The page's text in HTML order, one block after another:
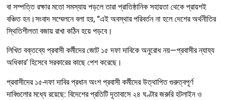
বা সম্পত্তি রক্ষার মতো সমস্যায় পড়লে তারা প্রাতিষ্ঠানিক সহায়তা থেকে প্রায়শই
বঞ্চিত হন।সংবাদ সম্মেলনে বলা হয়, “এই অবস্থার পরিবর্তন না হলে দেশের অর্থনীতির
স্থিতিশীলতা বজায় রাখা কঠিন হয়ে পড়বে।
লিখিত বক্তব্যে প্রবাসী কর্মীদের জোট ১৫ দফা দাবিকে অনুরোধ নয়—প্রবাসীর ন্যায্য
অধিকার’ হিসেবে সরকারের কাছে পেশ করেছে।
প্রবাসীদের ১৫-দফা দাবির প্রধান অংশ প্রবাসী কর্মীদের উত্থাপিত গুরুত্বপূর্ণ
দাবিগুলোর মধ্যে রয়েছে: বিদেশের প্রতিটি দূতাবাসে ২৪ ঘণ্টার জরুরি হটলাইন ও